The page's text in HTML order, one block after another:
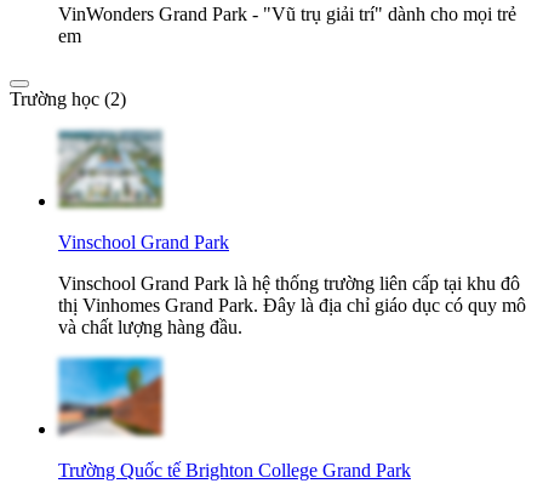
VinWonders Grand Park - "Vũ trụ giải trí" dành cho mọi trẻ
em
Trường học (2)
Vinschool Grand Park
Vinschool Grand Park là hệ thống trường liên cấp tại khu đô
thị Vinhomes Grand Park. Đây là địa chỉ giáo dục có quy mô
và chất lượng hàng đầu.
Trường Quốc tế Brighton College Grand Park